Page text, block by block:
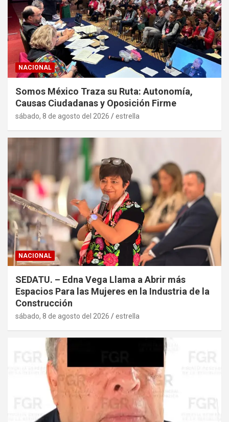
NACIONAL
Somos México Traza su Ruta: Autonomía,
Causas Ciudadanas y Oposición Firme
sábado, 8 de agosto del 2026 estrella
NACIONAL
SEDATU. – Edna Vega Llama a Abrir más
Espacios Para las Mujeres en la Industria de la
Construcción
sábado, 8 de agosto del 2026 estrella